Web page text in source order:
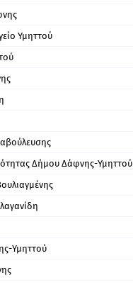
Υμηττού
Δήμου Δάφνης-Υμηττού
Υμηττού